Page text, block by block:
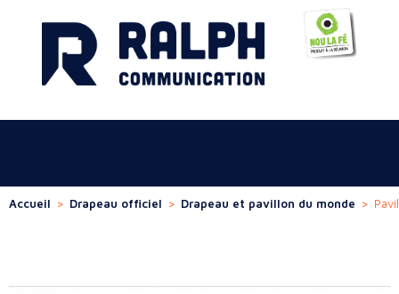
Accueil > Drapeau officiel > Drapeau et pavillon du monde >